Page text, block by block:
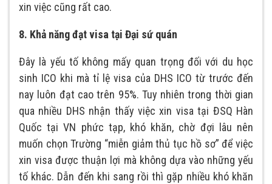
xin việc cũng rất cao.
8. Khả năng đạt visa tại Đại sứ quán
Đây là yếu tố không mấy quan trọng đối với du học
sinh ICO khi mà tỉ lệ visa của DHS ICO từ trước đến
nay luôn đạt cao trên 95%. Tuy nhiên trong thời gian
qua nhiều DHS nhận thấy việc xin visa tại ĐSQ Hàn
Quốc tại VN phức tạp, khó khăn, chờ đợi lâu nên
muốn chọn Trường “miễn giảm thủ tục hồ sơ” để việc
xin visa được thuận lợi mà không dựa vào những yếu
tố khác. Dẫn đến khi sang rồi thì gặp nhiều khó khăn